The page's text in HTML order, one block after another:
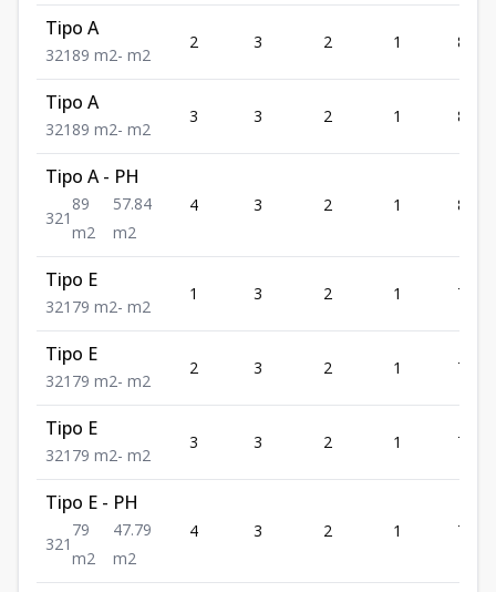
Tipo A
321 89 m2- m2
2 3 2 1 89
Tipo A
321 89 m2- m2
3 3 2 1 89
Tipo A - PH
321
89
m2
57.84
m2
4 3 2 1 89
Tipo E
321 79 m2- m2
1 3 2 1 79
Tipo E
321 79 m2- m2
2 3 2 1 79
Tipo E
321 79 m2- m2
3 3 2 1 79
Tipo E - PH
321
79
m2
47.79
m2
4 3 2 1 79